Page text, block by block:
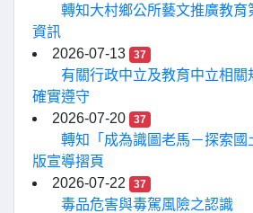
轉知大村鄉公所藝文推廣教育
資訊
2026-07-13
37
有關行政中立及教育中立相關
確實遵守
2026-07-20
37
轉知「成為識圖老馬－探索國
版宣導摺頁
2026-07-22
37
毒品危害與毒駕風險之認識